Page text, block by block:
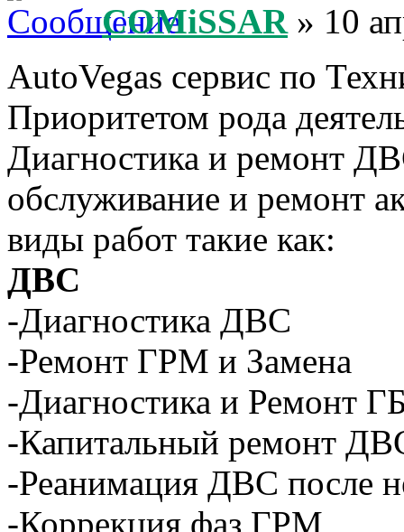
COMiSSAR» 10
AutoVegas сервис по
Приоритетом рода
Диагностика и ремонт
обслуживание и ремонт
виды работ такие как:
ДВС
-Диагностика ДВС
-Ремонт ГРМ и Замена
-Диагностика и Ремонт
-Капитальный ремонт
-Реанимация ДВС после
-Коррекция фаз ГРМ